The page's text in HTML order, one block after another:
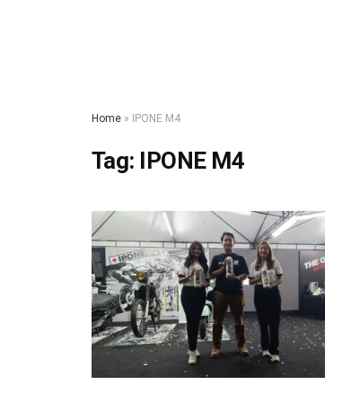
Home » IPONE M4
Tag: IPONE M4